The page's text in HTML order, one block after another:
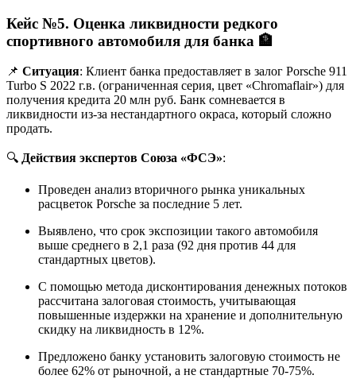
Кейс №5. Оценка ликвидности редкого
спортивного автомобиля для банка 🏦
📌 Ситуация: Клиент банка предоставляет в залог Porsche 911
Turbo S 2022 г.в. (ограниченная серия, цвет «Chromaflair») для
получения кредита 20 млн руб. Банк сомневается в
ликвидности из-за нестандартного окраса, который сложно
продать.
🔍 Действия экспертов Союза «ФСЭ»:
Проведен анализ вторичного рынка уникальных
расцветок Porsche за последние 5 лет.
Выявлено, что срок экспозиции такого автомобиля
выше среднего в 2,1 раза (92 дня против 44 для
стандартных цветов).
С помощью метода дисконтирования денежных потоков
рассчитана залоговая стоимость, учитывающая
повышенные издержки на хранение и дополнительную
скидку на ликвидность в 12%.
Предложено банку установить залоговую стоимость не
более 62% от рыночной, а не стандартные 70-75%.